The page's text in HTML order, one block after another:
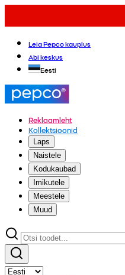
Leia Pepco kauplus
Abi keskus
Eesti
Reklaamleht
Kollektsioonid
Laps
Naistele
Kodukaubad
Imikutele
Meestele
Muud